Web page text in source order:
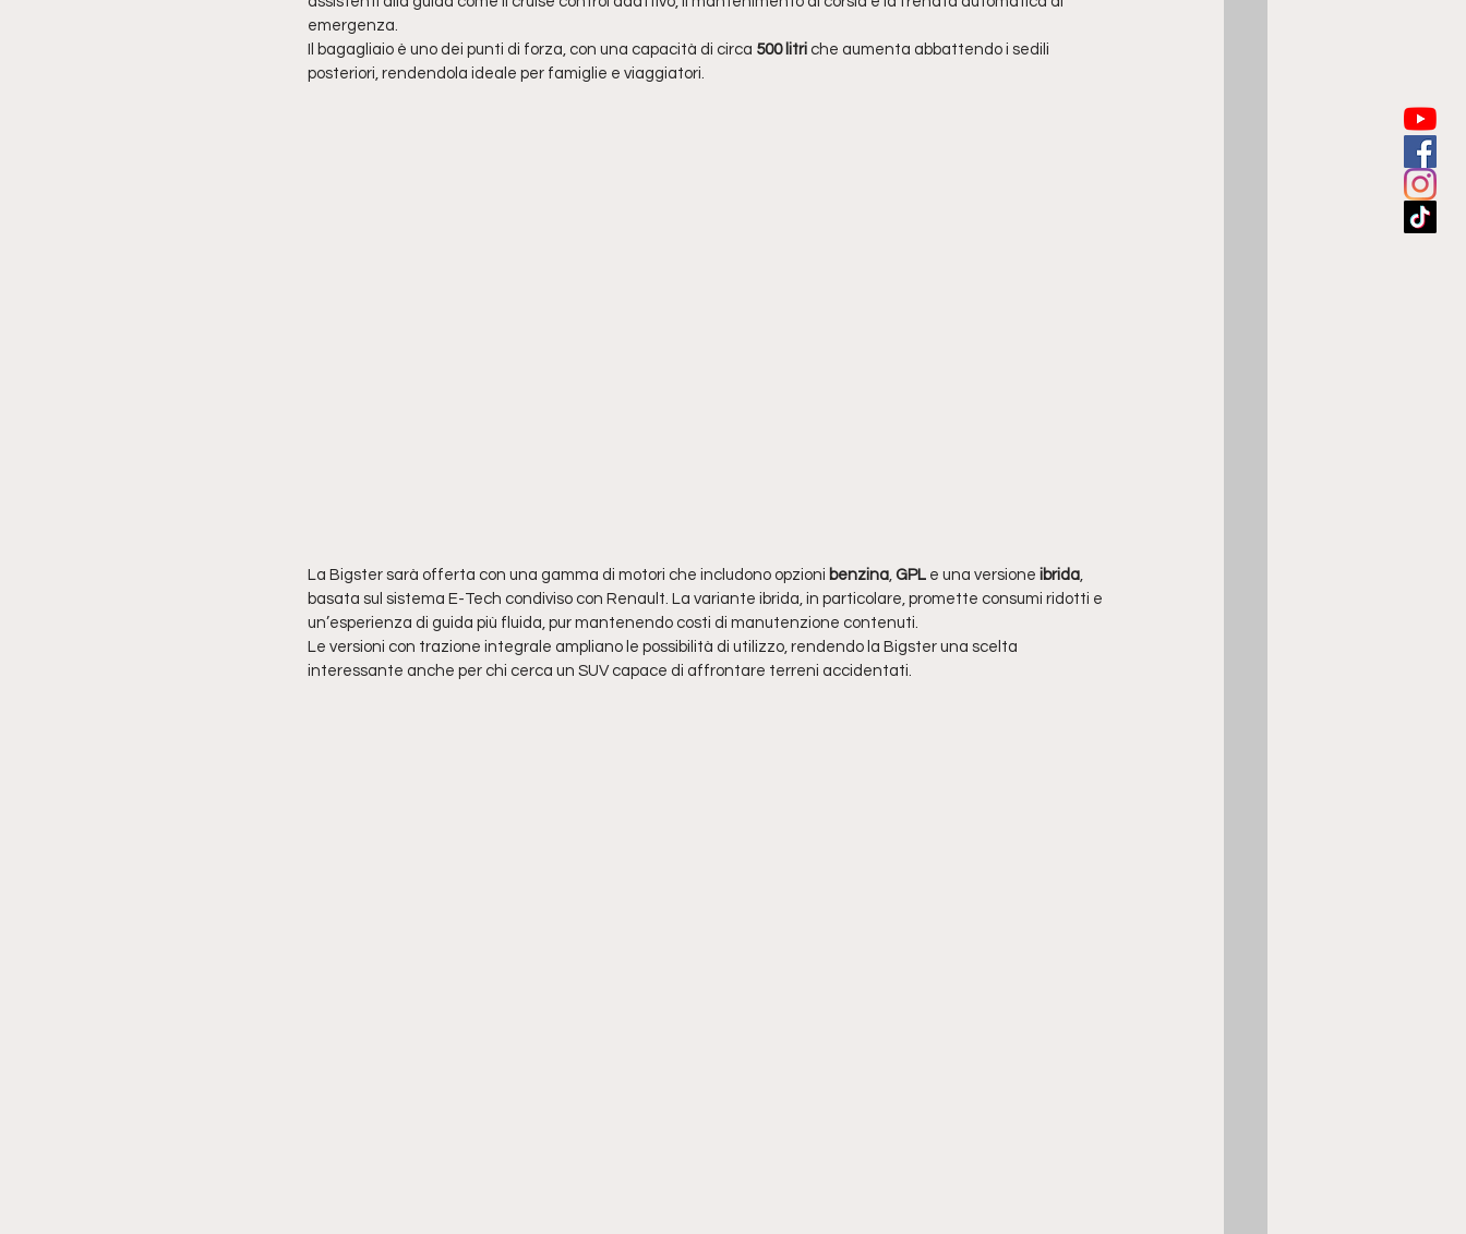
emergenza.
Il bagagliaio è uno dei punti di forza, con una capacità di circa 500 litri che aumenta abbattendo i sedili
posteriori, rendendola ideale per famiglie e viaggiatori.
La Bigster sarà offerta con una gamma di motori che includono opzioni benzina, GPL e una versione ibrida,
basata sul sistema E-Tech condiviso con Renault. La variante ibrida, in particolare, promette consumi ridotti e
un’esperienza di guida più fluida, pur mantenendo costi di manutenzione contenuti.
Le versioni con trazione integrale ampliano le possibilità di utilizzo, rendendo la Bigster una scelta
interessante anche per chi cerca un SUV capace di affrontare terreni accidentati.